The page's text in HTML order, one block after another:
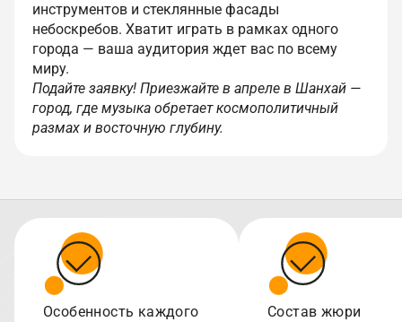
инструментов и стеклянные фасады
небоскребов. Хватит играть в рамках одного
города — ваша аудитория ждет вас по всему
миру.
Подайте заявку! Приезжайте в апреле в Шанхай —
город, где музыка обретает космополитичный
размах и восточную глубину.
Особенность каждого
Состав жюри